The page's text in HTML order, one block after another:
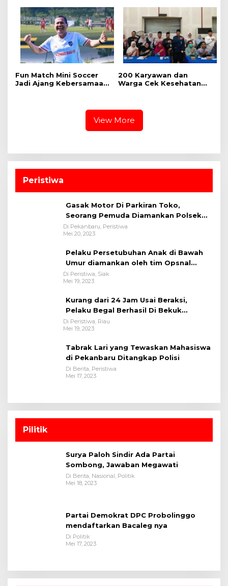
Operasi Gratis
Pegawai
Fun Match Mini Soccer
Jadi Ajang Kebersamaan
‎200 Karyawan dan
Warga Cek Kesehatan
View More
Peristiwa
Gasak Motor Di Parkiran Toko,
Seorang Pemuda Diamankan Polsek
Bukit Raya
Di Pekanbaru, Peristiwa
Mei 20, 2023
Pelaku Persetubuhan Anak di Bawah
Umur diamankan oleh tim Opsnal
Polsek Tualang-Polres Siak-Polda Riau
Di Peristiwa, Siak
Mei 19, 2023
Kurang dari 24 Jam Usai Beraksi,
Pelaku Begal Berhasil Di Bekuk
Satreskrim Polres Kuansing
Di Peristiwa, Riau
Mei 19, 2023
Tabrak Lari yang Tewaskan Mahasiswa
di Pekanbaru Ditangkap Polisi
Di Berita, Peristiwa
Mei 17, 2023
Pilitik
Surya Paloh Sindir Ada Partai
Sombong, Jawaban Megawati
Di Berita, Nasional, Politik
Mei 18, 2023
Partai Demokrat DPC Probolinggo
mendaftarkan Bacaleg nya
Di Politik
Mei 17, 2023